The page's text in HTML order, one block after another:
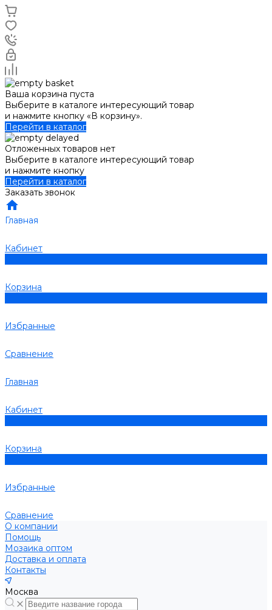
Ваша корзина пуста
Выберите в каталоге интересующий товар
и нажмите кнопку «В корзину».
Перейти в каталог
Отложенных товаров нет
Выберите в каталоге интересующий товар
и нажмите кнопку
Перейти в каталог
Заказать звонок
Главная
Кабинет
Корзина
Избранные
Сравнение
Главная
Кабинет
Корзина
Избранные
Сравнение
О компании
Помощь
Мозаика оптом
Доставка и оплата
Контакты
Москва